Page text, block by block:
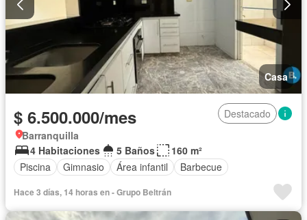
Casa
$ 6.500.000/mes
Destacado
Barranquilla
4 Habitaciones
5 Baños
160 m²
Piscina
Gimnasio Área infantil Barbecue
Hace 3 días, 14 horas en - Grupo Beltrán